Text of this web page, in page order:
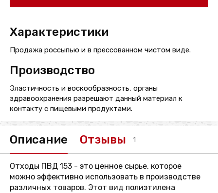
Характеристики
Продажа россыпью и в прессованном чистом виде.
Производство
Эластичность и воскообразность, органы
здравоохранения разрешают данный материал к
контакту с пищевыми продуктами.
Описание Отзывы 1
Отходы ПВД 153 - это ценное сырье, которое
можно эффективно использовать в производстве
различных товаров. Этот вид полиэтилена